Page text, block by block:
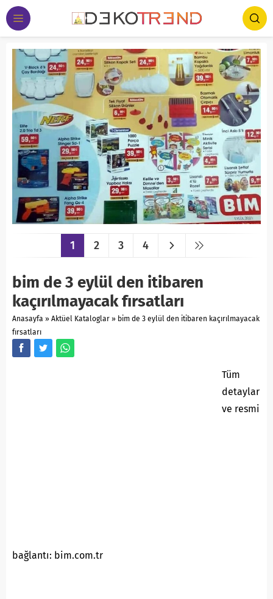
1 2 3 4
bim de 3 eylül den itibaren
kaçırılmayacak fırsatları
Anasayfa » Aktüel Kataloglar » bim de 3 eylül den itibaren kaçırılmayacak
fırsatları
Tüm
detaylar
ve resmi
bağlantı: bim.com.tr